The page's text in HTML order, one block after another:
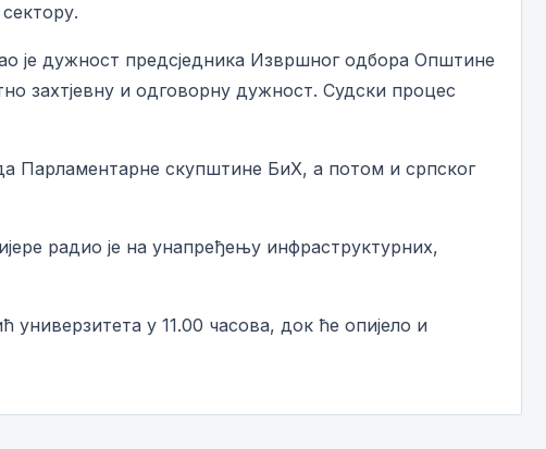
је дужност предсједника Извршног одбора Општине
захтјевну и одговорну дужност. Судски процес
Парламентарне скупштине БиХ, а потом и српског
радио је на унапређењу инфраструктурних,
у 11.00 часова, док ће опијело и